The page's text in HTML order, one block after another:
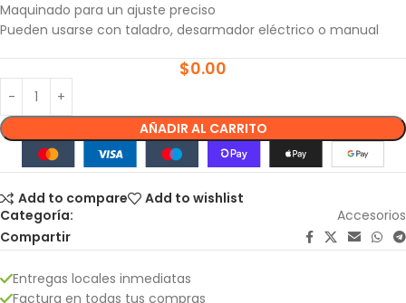
Maquinado para un ajuste preciso
Pueden usarse con taladro, desarmador eléctrico o manual
$0.00
AÑADIR AL CARRITO
Add to compare
Add to wishlist
Categoría:
Accesorios
Compartir
Entregas locales inmediatas
Factura en todas tus compras